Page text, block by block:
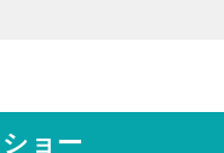
ョー